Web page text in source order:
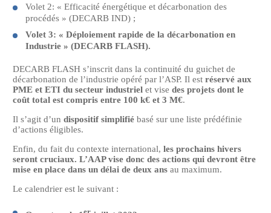
Volet 2: « Efficacité énergétique et décarbonation des
procédés » (DECARB IND) ;
Volet 3: « Déploiement rapide de la décarbonation en
Industrie » (DECARB FLASH).
DECARB FLASH s’inscrit dans la continuité du guichet de
décarbonation de l’industrie opéré par l’ASP. Il estréservé aux
PME et ETI du secteur industriel et visedes projets dont le
coût total est compris entre 100 k€ et 3 M€.
Il s’agit d’undispositif simplifié basé sur une liste prédéfinie
d’actions éligibles.
Enfin, du fait du contexte international,les prochains hivers
seront cruciaux. L’AAP vise donc des actions qui devront être
mise en place dans un délai de deux ans au maximum.
Le calendrier est le suivant :